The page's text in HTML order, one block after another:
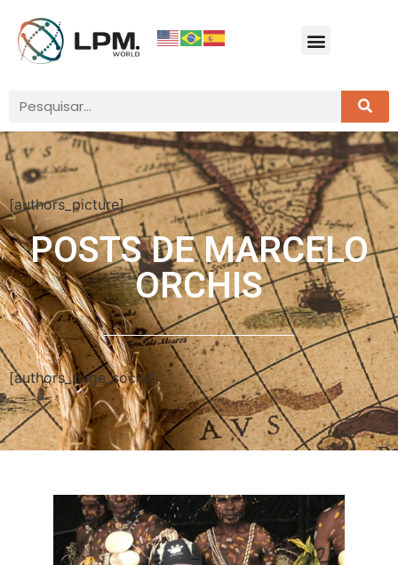
[authors_picture]
POSTS DEMARCELO
ORCHIS
[authors_page_social]